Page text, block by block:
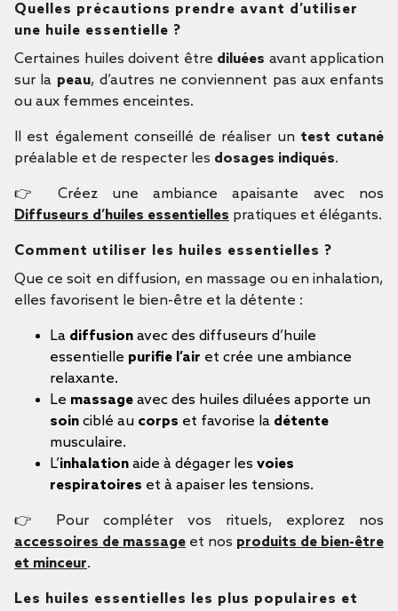
Quelles précautions prendre avant d’utiliser
une huile essentielle ?
Certaines huiles doivent être diluées avant application
sur la peau, d’autres ne conviennent pas aux enfants
ou aux femmes enceintes.
Il est également conseillé de réaliser un test cutané
préalable et de respecter les dosages indiqués.
👉 Créez une ambiance apaisante avec nos
Diffuseurs d’huiles essentielles pratiques et élégants.
Comment utiliser les huiles essentielles ?
Que ce soit en diffusion, en massage ou en inhalation,
elles favorisent le bien-être et la détente :
La diffusion avec des diffuseurs d’huile
essentielle purifie l’air et crée une ambiance
relaxante.
Le massage avec des huiles diluées apporte un
soin ciblé au corps et favorise la détente
musculaire.
L’inhalation aide à dégager les voies
respiratoires et à apaiser les tensions.
👉 Pour compléter vos rituels, explorez nos
accessoires de massage et nos produits de bien-être
et minceur.
Les huiles essentielles les plus populaires et